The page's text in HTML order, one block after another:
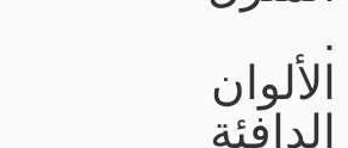
.
الألوان
الدافئة